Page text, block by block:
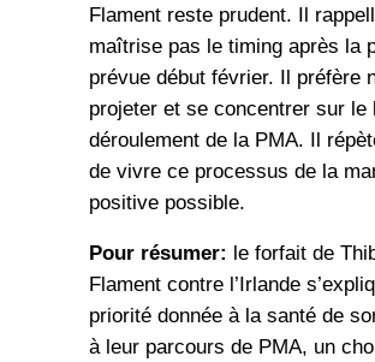
Flament reste prudent. Il
maîtrise pas le timing après la
prévue début février. Il préfère
projeter et se concentrer sur le
déroulement de la PMA. Il
de vivre ce processus de la
positive possible.
Pour résumer: le forfait de
Flament contre l’Irlande
priorité donnée à la santé de
à leur parcours de PMA, un